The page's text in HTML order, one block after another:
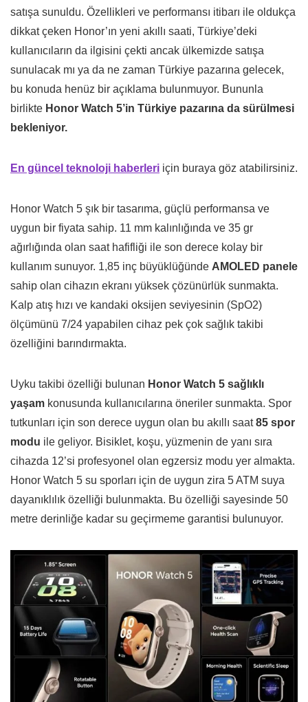
satışa sunuldu. Özellikleri ve performansı itibarı ile oldukça
dikkat çeken Honor’ın yeni akıllı saati, Türkiye’deki
kullanıcıların da ilgisini çekti ancak ülkemizde satışa
sunulacak mı ya da ne zaman Türkiye pazarına gelecek,
bu konuda henüz bir açıklama bulunmuyor. Bununla
birlikte Honor Watch 5’in Türkiye pazarına da sürülmesi
bekleniyor.
En güncel teknoloji haberleri için buraya göz atabilirsiniz.
Honor Watch 5 şık bir tasarıma, güçlü performansa ve
uygun bir fiyata sahip. 11 mm kalınlığında ve 35 gr
ağırlığında olan saat hafifliği ile son derece kolay bir
kullanım sunuyor. 1,85 inç büyüklüğünde AMOLED panele
sahip olan cihazın ekranı yüksek çözünürlük sunmakta.
Kalp atış hızı ve kandaki oksijen seviyesinin (SpO2)
ölçümünü 7/24 yapabilen cihaz pek çok sağlık takibi
özelliğini barındırmakta.
Uyku takibi özelliği bulunan Honor Watch 5 sağlıklı
yaşam konusunda kullanıcılarına öneriler sunmakta. Spor
tutkunları için son derece uygun olan bu akıllı saat85 spor
modu ile geliyor. Bisiklet, koşu, yüzmenin de yanı sıra
cihazda 12’si profesyonel olan egzersiz modu yer almakta.
Honor Watch 5 su sporları için de uygun zira 5 ATM suya
dayanıklılık özelliği bulunmakta. Bu özelliği sayesinde 50
metre derinliğe kadar su geçirmeme garantisi bulunuyor.